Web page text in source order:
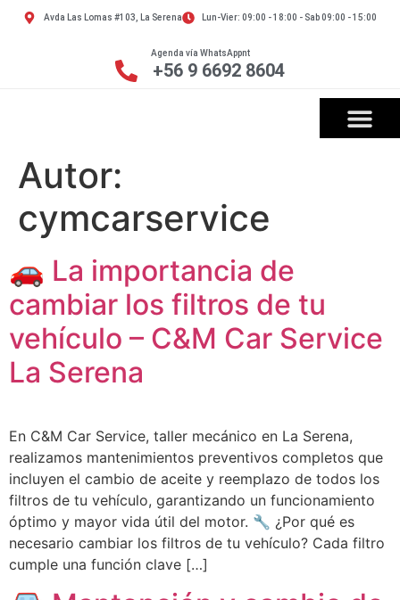
Avda Las Lomas #103, La Serena Lun-Vier: 09:00 - 18:00 - Sab 09:00 - 15:00
Agenda vía WhatsAppnt
+56 9 6692 8604
Autor:
cymcarservice
🚗 La importancia de
cambiar los filtros de tu
vehículo – C&M Car Service
La Serena
En C&M Car Service, taller mecánico en La Serena,
realizamos mantenimientos preventivos completos que
incluyen el cambio de aceite y reemplazo de todos los
filtros de tu vehículo, garantizando un funcionamiento
óptimo y mayor vida útil del motor. 🔧 ¿Por qué es
necesario cambiar los filtros de tu vehículo? Cada filtro
cumple una función clave […]